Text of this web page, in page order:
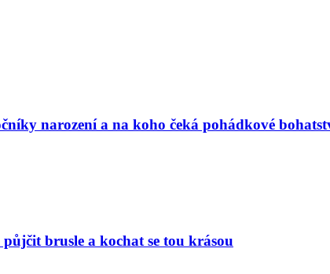
narození a na koho čeká pohádkové
brusle a kochat se tou krásou